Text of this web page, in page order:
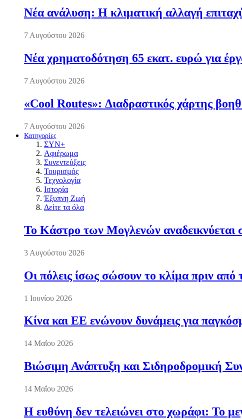
Νέα ανάλυση: Η κλιματική αλλαγή
7 Αυγούστου 2026
Νέα χρηματοδότηση 65 εκατ. ευρώ για
7 Αυγούστου 2026
«Cool Routes»: Διαδραστικός χάρτης
7 Αυγούστου 2026
Κατηγορίες
ΣΥΝ+
Αφιέρωμα
Συνεντεύξεις
Τουρισμός
Τεχνολογία
Ιστορία
Έξυπνη Ζωή
Δείτε τα όλα
Το Κάστρο των Μογλενών αναδεικνύεται
3 Αυγούστου 2026
Οι πόλεις ίσως σώσουν το κλίμα πριν από
1 Ιουνίου 2026
Κίνα και ΕΕ ενώνουν δυνάμεις για
14 Μαΐου 2026
Βιώσιμη Ανάπτυξη και Σιδηροδρομική
14 Μαΐου 2026
Η ευθύνη δεν τελειώνει στο χωράφι: Το